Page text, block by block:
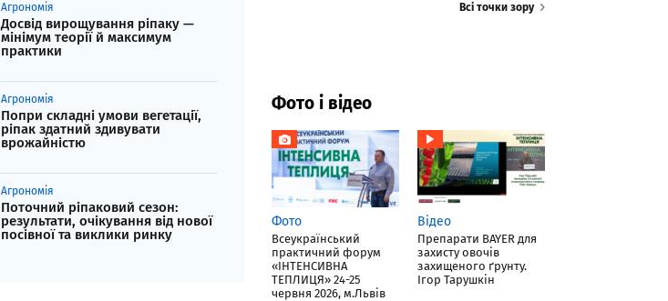
Агрономія
Досвід вирощування ріпаку —
мінімум теорії й максимум
практики
Агрономія
Попри складні умови вегетації,
ріпак здатний здивувати
врожайністю
Агрономія
Поточний ріпаковий сезон:
результати, очікування від нової
посівної та виклики ринку
Всі точки зору
Фото і відео
Фото
Всеукраїнський
практичний форум
«ІНТЕНСИВНА
ТЕПЛИЦЯ» 24-25
червня 2026, м.Львів
Відео
Препарати BAYER для
захисту овочів
захищеного ґрунту.
Ігор Тарушкін